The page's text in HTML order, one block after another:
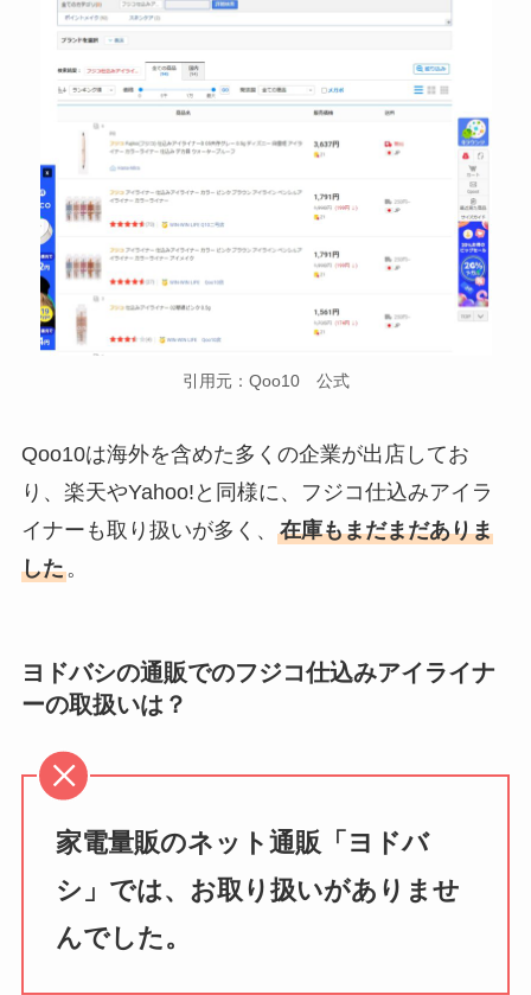
引用元：Qoo10 公式
Qoo10は海外を含めた多くの企業が出店してお
り、楽天やYahoo!と同様に、フジコ仕込みアイラ
イナーも取り扱いが多く、 在庫もまだまだありま
した。
ヨドバシの通販でのフジコ仕込みアイライナ
ーの取扱いは？
家電量販のネット通販「ヨドバ
シ」では、お取り扱いがありませ
んでした。